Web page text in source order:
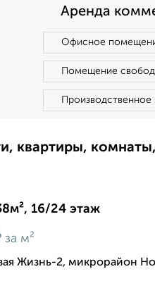
Аренда
Офисное
Помещение
квартиры,
16/24 этаж
за м²
Жизнь-2, микрорайон